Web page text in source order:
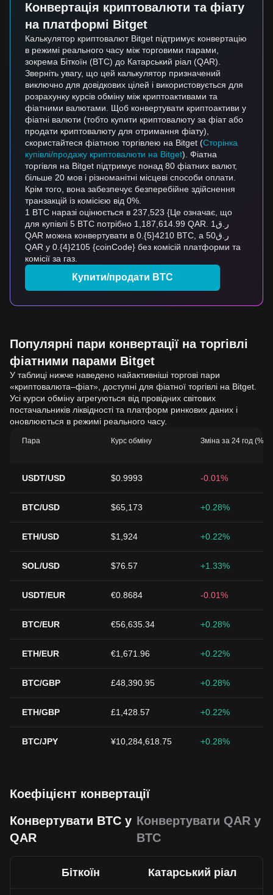
Конвертація криптовалюти та фіату
на платформі Bitget
Калькулятор криптовалют Bitget підтримує конвертацію
в режимі реального часу між торговими парами,
зокрема Біткоїн (BTC) до Катарський ріал (QAR).
Зверніть увагу, що цей калькулятор призначений
виключно для довідкових цілей і використовується для
розрахунку курсів обміну між криптоактивами та
фіатними валютами. Щоб конвертувати криптоактиви у
фіатні валюти (тобто купити криптовалюту за фіат або
продати криптовалюту для отримання фіату),
скористайтеся фіатною торгівлею на Bitget (Сторінка
купівлі/продажу криптовалюти на Bitget). Фіатна
торгівля на Bitget підтримує понад 80 фіатних валют,
більше 20 мов і різноманітні місцеві способи оплати.
Крім того, вона забезпечує безперебійне здійснення
транзакцій із комісією від 0%.
1 BTC наразі оцінюється в 237,523 {Це означає, що
для купівлі 5 BTC потрібно 1,187,614.99 QAR. ر.ق1
QAR можна конвертувати в 0.{5}4210 BTC, а ر.ق50
QAR у 0.{4}2105 {coinCode} без комісій платформи та
комісії за газ.
Купити/продати BTC
Популярні пари конвертації на торгівлі
фіатними парами Bitget
У таблиці нижче наведено найактивніші торгові пари
«криптовалюта–фіат», доступні для фіатної торгівлі на Bitget.
Усі курси обміну агрегуються від провідних світових
постачальників ліквідності та платформ ринкових даних і
оновлюються в режимі реального часу.
Пара Курс обміну Зміна за 24 год (%)
USDT/USD $0.9993 -0.01%
BTC/USD $65,173 +0.28%
ETH/USD $1,924 +0.22%
SOL/USD $76.57 +1.33%
USDT/EUR €0.8684 -0.01%
BTC/EUR €56,635.34 +0.28%
ETH/EUR €1,671.96 +0.22%
BTC/GBP £48,390.95 +0.28%
ETH/GBP £1,428.57 +0.22%
BTC/JPY ¥10,284,618.75 +0.28%
Коефіцієнт конвертації
Конвертувати BTC у
QAR
Конвертувати QAR у
BTC
Біткоїн Катарський ріал